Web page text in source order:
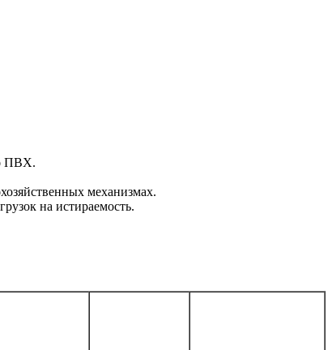
ПВХ.
механизмах.
на истираемость.